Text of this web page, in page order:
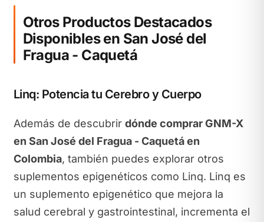
Otros Productos Destacados
Disponibles en San José del
Fragua - Caquetá
Linq: Potencia tu Cerebro y Cuerpo
Además de descubrir dónde comprar GNM-X
en San José del Fragua - Caquetá en
Colombia, también puedes explorar otros
suplementos epigenéticos como Linq. Linq es
un suplemento epigenético que mejora la
salud cerebral y gastrointestinal, incrementa el